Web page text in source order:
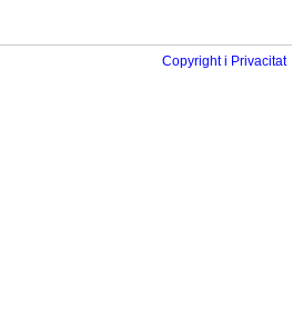
Copyright i Privacitat